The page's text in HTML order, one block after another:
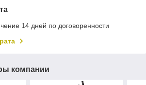
14 дней по договоренности
компании